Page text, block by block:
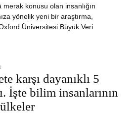
merak konusu olan insanlığın
yönelik yeni bir araştırma,
Üniversitesi Büyük Veri
karşı dayanıklı 5
İşte bilim insanlarının